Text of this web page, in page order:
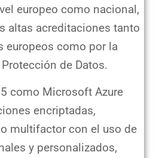
europeo como nacional,
altas acreditaciones tanto
europeos como por la
de Datos.
como Microsoft Azure
encriptadas,
multifactor con el uso de
y personalizados,